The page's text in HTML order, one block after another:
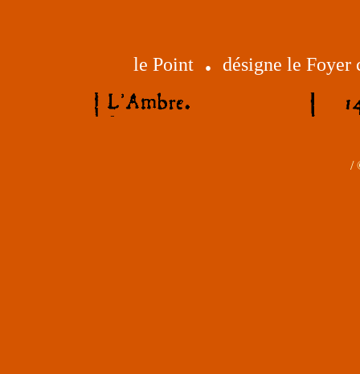
le Point . désigne le
/